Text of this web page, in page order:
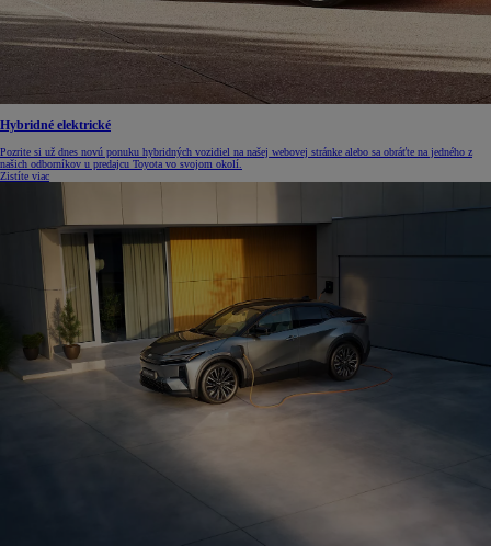
Hybridné elektrické
Pozrite si už dnes novú ponuku hybridných vozidiel na našej webovej stránke alebo sa obráťte na jedného z
našich odborníkov u predajcu Toyota vo svojom okolí.
Zistíte viac